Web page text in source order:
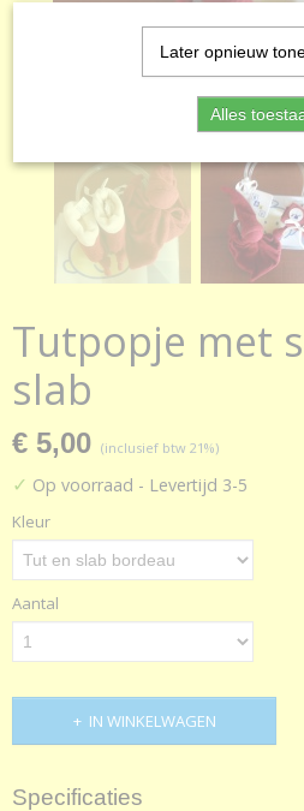
Tutpopje met
slab
€ 5,00 (inclusief btw 21%)
✓ Op voorraad - Levertijd 3-5
Kleur
Aantal
IN WINKELWAGEN
Specificaties
Later opnieuw
Alles